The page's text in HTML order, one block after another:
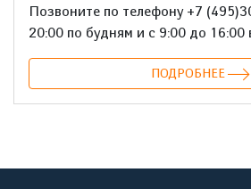
Позвоните по телефону +7
20:00 по будням и с 9:00 до
ПОДРОБНЕЕ